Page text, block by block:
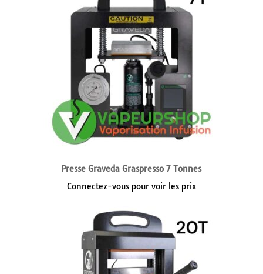
Presse Graveda Graspresso 7 Tonnes
Connectez-vous pour voir les prix